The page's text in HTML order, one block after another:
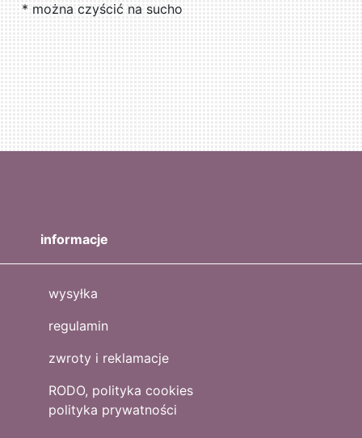
* można czyścić na sucho
informacje
wysyłka
regulamin
zwroty i reklamacje
RODO, polityka cookies
polityka prywatności